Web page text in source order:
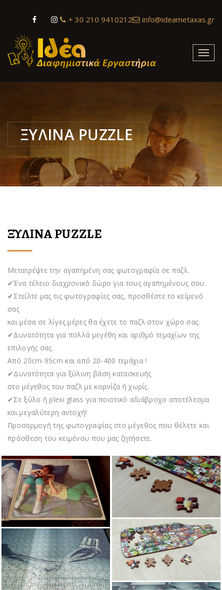
+ 30 210 9410212 info@ideametaxas.gr
ΞΥΛΙΝΑ PUZZLE
ΞΥΛΙΝΑ PUZZLE
Μετατρέψτε την αγαπημένη σας φωτογραφία σε παζλ.
✔Ένα τέλειο διαχρονικό δώρο για τους αγαπημένους σου.
✔Στείλτε μας τις φωτογραφίες σας, προσθέστε το κείμενό
σας
και μέσα σε λίγες μέρες θα έχετε το παζλ στον χώρο σας.
✔Δυνατότητα για πολλά μεγέθη και αριθμό τεμαχίων της
επιλογής σας.
Από 20cm-95cm και από 20-400 τεμάχια !
✔Δυνατότητα για ξύλινη βάση κατασκευής
στο μέγεθος του παζλ με κορνίζα ή χωρίς.
✔Σε ξύλο ή plexi glass για ποιοτικό αδιάβροχο αποτέλεσμα
και μεγαλύτερη αντοχή!
Προσαρμογή της φωτογραφίας στο μέγεθος που θέλετε και
πρόσθεση του κειμένου που μας ζητήσετε.